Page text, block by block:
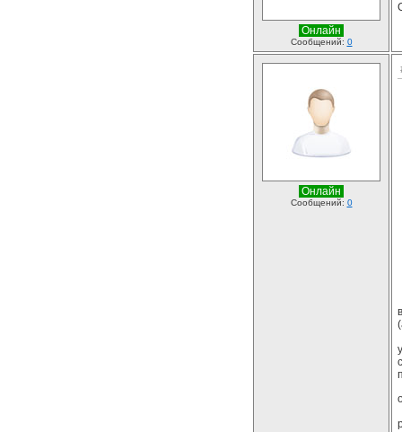
Онлайн
Сообщений: 0
Онлайн
Сообщений: 0